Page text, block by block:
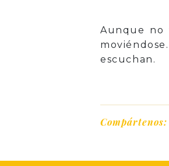
Aunque no
Compártenos: